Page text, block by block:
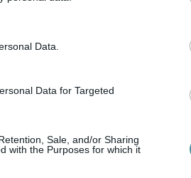
Data.
Data for Targeted
Sale, and/or Sharing
with the Purposes for which it
Azt kérték,
lehet a
is, különösen
érrendszeri
utazók fokozott